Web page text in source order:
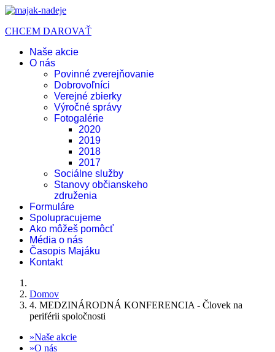
CHCEM DAROVAŤ
Naše akcie
O nás
Povinné zverejňovanie
Dobrovoľníci
Verejné zbierky
Výročné správy
Fotogalérie
2020
2019
2018
2017
Sociálne služby
Stanovy občianskeho
združenia
Formuláre
Spolupracujeme
Ako môžeš pomôcť
Média o nás
Časopis Majáku
Kontakt
Domov
4. MEDZINÁRODNÁ KONFERENCIA - Človek na
periférii spoločnosti
Naše akcie
O nás